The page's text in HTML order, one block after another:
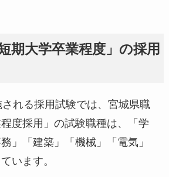
期大学卒業程度」の採用
れる採用試験では、宮城県職
度採用」の試験職種は、「学
」「建築」「機械」「電気」
います。